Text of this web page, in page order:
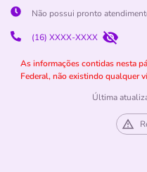
Não possui pronto
(16) XXXX-XXXX
As informações contidas nesta
Federal, não existindo qualquer
Última